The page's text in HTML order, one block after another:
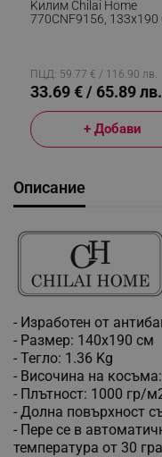
Kилим Chilai Home
770CNF9156, 133x190
ПЦД: 59.77 € / 116.90 лв.
33.69 € / 65.89 лв.
+ Добави
Описание
- Изработен от
- Размер: 140x190 см
- Тегло: 1.36 Kg
- Височина на
- Плътност: 1000 гр/
- Долна повърхност
- Пере се в
температура от 30